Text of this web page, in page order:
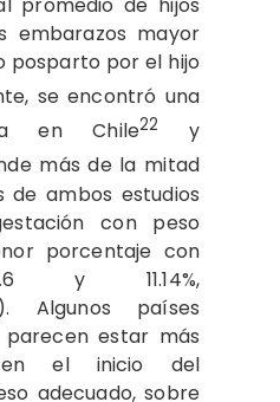
embarazos mayor
posparto por el hijo
se encontró una
en Chile22 y
más de la mitad
ambos estudios
con peso
porcentaje con
y 11.14%,
Algunos países
parecen estar más
en el inicio del
adecuado, sobre